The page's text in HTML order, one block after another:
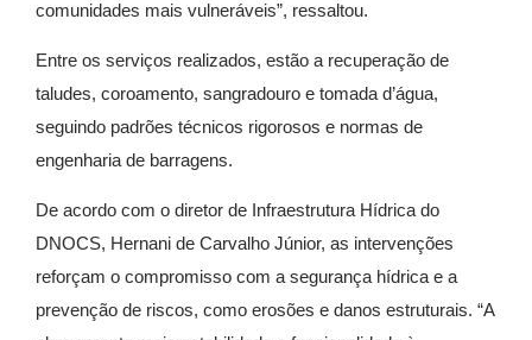
comunidades mais vulneráveis”, ressaltou.
Entre os serviços realizados, estão a recuperação de
taludes, coroamento, sangradouro e tomada d’água,
seguindo padrões técnicos rigorosos e normas de
engenharia de barragens.
De acordo com o diretor de Infraestrutura Hídrica do
DNOCS, Hernani de Carvalho Júnior, as intervenções
reforçam o compromisso com a segurança hídrica e a
prevenção de riscos, como erosões e danos estruturais. “A